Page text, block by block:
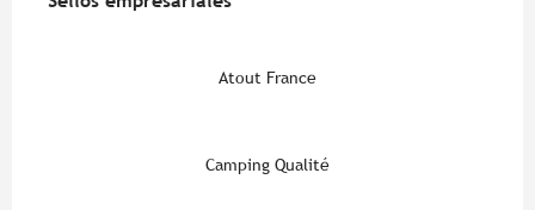
Atout France
Camping Qualité